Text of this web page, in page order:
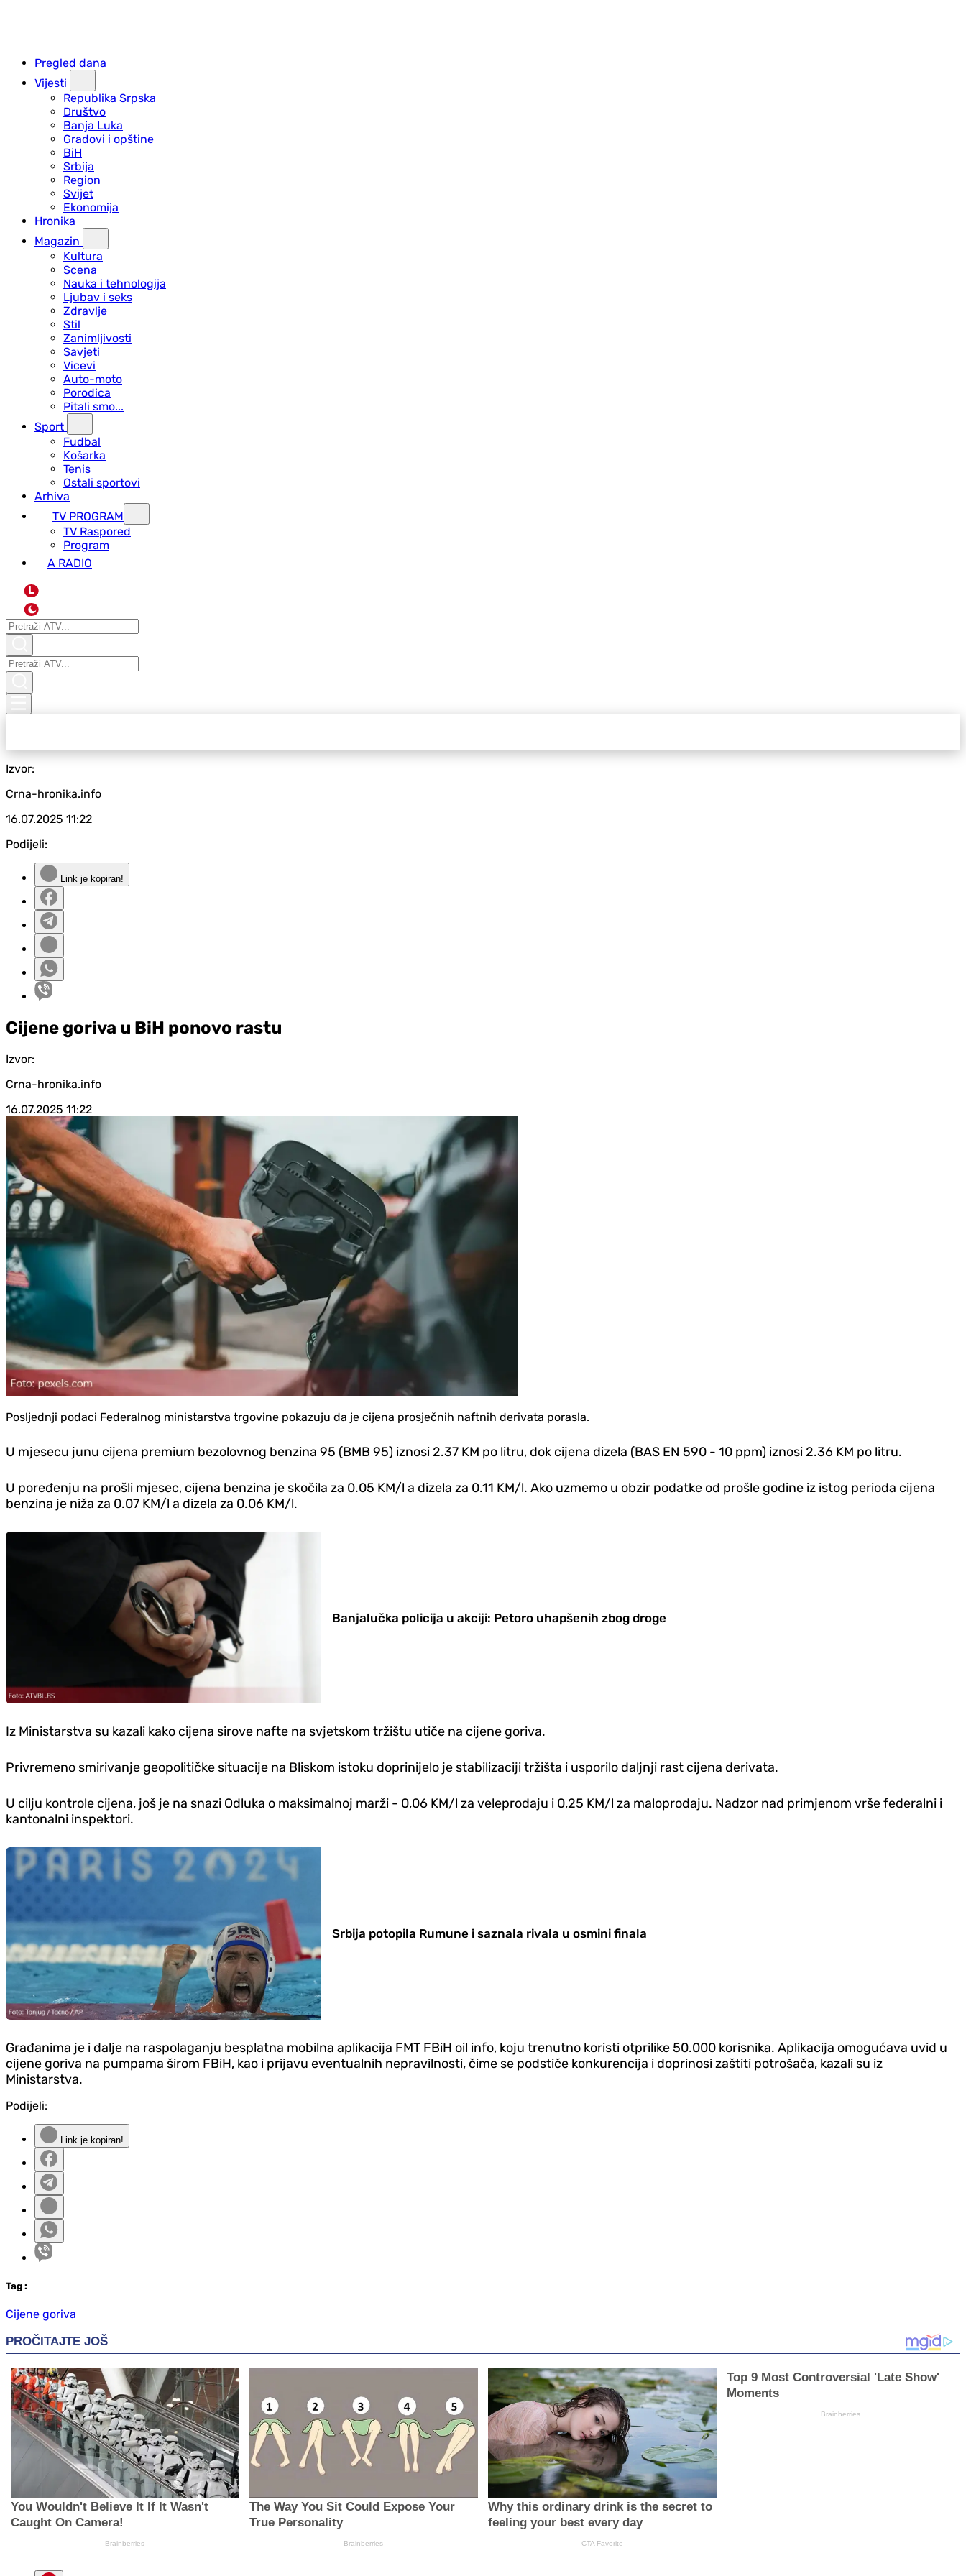
Pregled dana
Vijesti
Republika Srpska
Društvo
Banja Luka
Gradovi i opštine
BiH
Srbija
Region
Svijet
Ekonomija
Hronika
Magazin
Kultura
Scena
Nauka i tehnologija
Ljubav i seks
Zdravlje
Stil
Zanimljivosti
Savjeti
Vicevi
Auto-moto
Porodica
Pitali smo...
Sport
Fudbal
Košarka
Tenis
Ostali sportovi
Arhiva
TV PROGRAM
ТV Raspored
Program
A RADIO
L
Izvor:
Crna-hronika.info
16.07.2025 11:22
Podijeli:
Link je kopiran!
Cijene goriva u BiH ponovo rastu
Izvor:
Crna-hronika.info
16.07.2025 11:22
Posljednji podaci Federalnog ministarstva trgovine pokazuju da je cijena prosječnih naftnih derivata porasla.
U mjesecu junu cijena premium bezolovnog benzina 95 (BMB 95) iznosi 2.37 KM po litru, dok cijena dizela (BAS EN 590 - 10 ppm) iznosi 2.36 KM po litru.
U poređenju na prošli mjesec, cijena benzina je skočila za 0.05 KM/l a dizela za 0.11 KM/l. Ako uzmemo u obzir podatke od prošle godine iz istog perioda cijena
benzina je niža za 0.07 KM/l a dizela za 0.06 KM/l.
Banjalučka policija u akciji: Petoro uhapšenih zbog droge
Iz Ministarstva su kazali kako cijena sirove nafte na svjetskom tržištu utiče na cijene goriva.
Privremeno smirivanje geopolitičke situacije na Bliskom istoku doprinijelo je stabilizaciji tržišta i usporilo daljnji rast cijena derivata.
U cilju kontrole cijena, još je na snazi Odluka o maksimalnoj marži - 0,06 KM/l za veleprodaju i 0,25 KM/l za maloprodaju. Nadzor nad primjenom vrše federalni i
kantonalni inspektori.
Srbija potopila Rumune i saznala rivala u osmini finala
Građanima je i dalje na raspolaganju besplatna mobilna aplikacija FMT FBiH oil info, koju trenutno koristi otprilike 50.000 korisnika. Aplikacija omogućava uvid u
cijene goriva na pumpama širom FBiH, kao i prijavu eventualnih nepravilnosti, čime se podstiče konkurencija i doprinosi zaštiti potrošača, kazali su iz
Ministarstva.
Podijeli:
Link je kopiran!
Tag :
Cijene goriva